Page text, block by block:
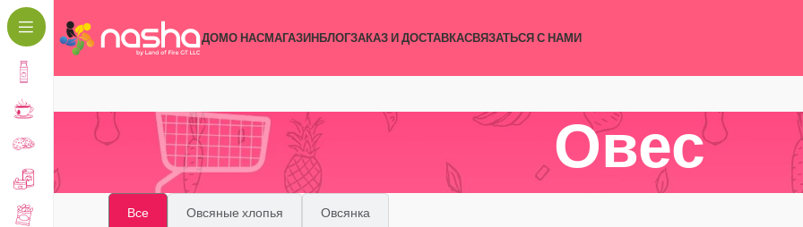
ДОМО НАСМАГАЗИНБЛОГЗАКАЗ И ДОСТАВКАСВЯЗАТЬСЯ С НАМИ
Овес
Все Овсяные хлопья Овсянка